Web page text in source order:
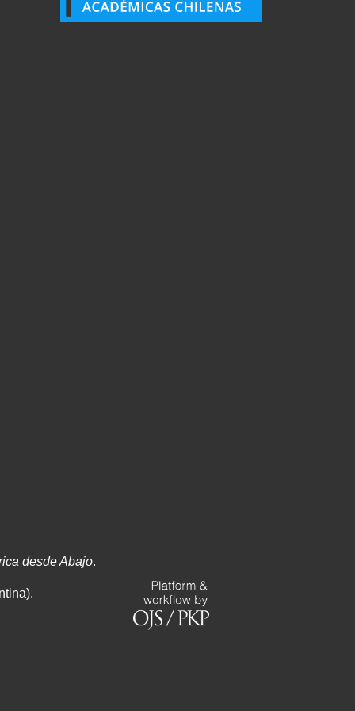
desde Abajo.